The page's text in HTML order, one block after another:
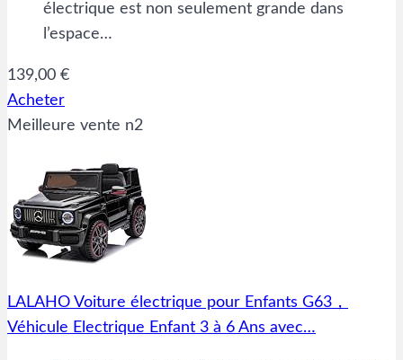
électrique est non seulement grande dans
l’espace…
139,00 €
Acheter
Meilleure vente n2
LALAHO Voiture électrique pour Enfants G63，
Véhicule Electrique Enfant 3 à 6 Ans avec…